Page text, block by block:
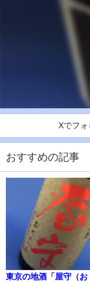
Xでフォ
おすすめの記事
東京の地酒「屋守（お